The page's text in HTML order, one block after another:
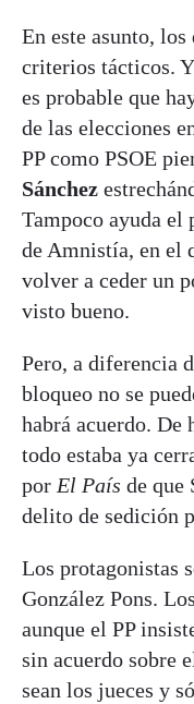
En este asunto,
criterios tácticos.
es probable que
de las elecciones
PP como PSOE
Sánchez
Tampoco ayuda el
de Amnistía, en el
volver a ceder un
visto bueno.
Pero, a diferencia
bloqueo no se
habrá acuerdo. De
todo estaba ya
por El País de que
delito de sedición
Los protagonistas
González Pons.
aunque el PP
sin acuerdo sobre
sean los jueces y